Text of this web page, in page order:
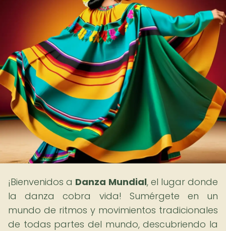
¡Bienvenidos a Danza Mundial, el lugar donde
la danza cobra vida! Sumérgete en un
mundo de ritmos y movimientos tradicionales
de todas partes del mundo, descubriendo la